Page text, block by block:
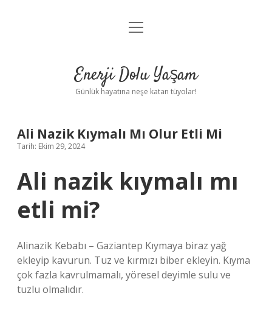
Anasayfa
Yasal Uyarı
menüyü
Enerji Dolu Yaşam
Günlük hayatına neşe katan tüyolar!
Ali Nazik Kıymalı Mı Olur Etli Mi
Tarih: Ekim 29, 2024
Ali nazik kıymalı mı
etli mi?
Alinazik Kebabı – Gaziantep Kıymaya biraz yağ
ekleyip kavurun. Tuz ve kırmızı biber ekleyin. Kıyma
çok fazla kavrulmamalı, yöresel deyimle sulu ve
tuzlu olmalıdır.